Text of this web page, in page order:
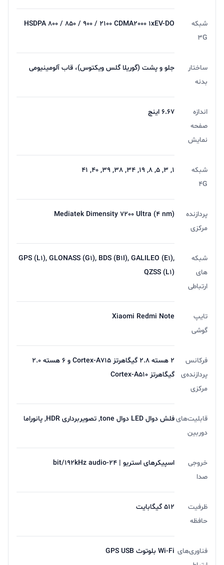
شبکه
3G
HSDPA 800 / 850 / 900 / 2100 CDMA2000 1xEV-DO
ساختار
بدنه
جلو و پشت (گوریلا گلس ویکتوس)، قاب آلومینیومی
اندازه
صفحه
نمایش
۶.۶۷ اینچ
شبکه
4G
1, 3, 5, 8, 19, 34, 38, 39, 40, 41
پردازنده
مرکزی
Mediatek Dimensity 7200 Ultra (4 nm)
شبکه
های
ارتباطی
GPS (L1), GLONASS (G1), BDS (B1I), GALILEO (E1),
QZSS (L1)
تایپ
گوشی
Xiaomi Redmi Note
فرکانس
پردازنده‌ی
مرکزی
2 هسته 2.8 گیگاهرتز Cortex-A715 و 6 هسته 2.0
گیگاهرتز Cortex-A510
قابلیت‌های
دوربین
فلش دوال LED دوال tone, تصویربرداری HDR, پانوراما
خروجی
صدا
اسپیکرهای استریو | 24-bit/192kHz audio
ظرفیت
حافظه
512 گیگابایت
فناوری‌های Wi-Fi بلوتوث GPS USB